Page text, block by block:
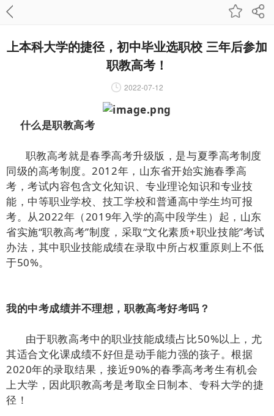
上本科大学的捷径，初中毕业选职校 三年后参加
职教高考！
2022-07-12
什么是职教高考
职教高考就是春季高考升级版，是与夏季高考制度
同级的高考制度。2012年，山东省开始实施春季高
考，考试内容包含文化知识、专业理论知识和专业技
能，中等职业学校、技工学校和普通高中学生均可报
考。从2022年（2019年入学的高中段学生）起，山东
省实施“职教高考”制度，采取“文化素质+职业技能”考试
办法，其中职业技能成绩在录取中所占权重原则上不低
于50%。
我的中考成绩并不理想，职教高考好考吗？
由于职教高考中的职业技能成绩占比50%以上，尤
其适合文化课成绩不好但是动手能力强的孩子。根据
2020年的录取结果，接近90%的春季高考考生有机会
上大学，因此职教高考是考取全日制本、专科大学的捷
径！